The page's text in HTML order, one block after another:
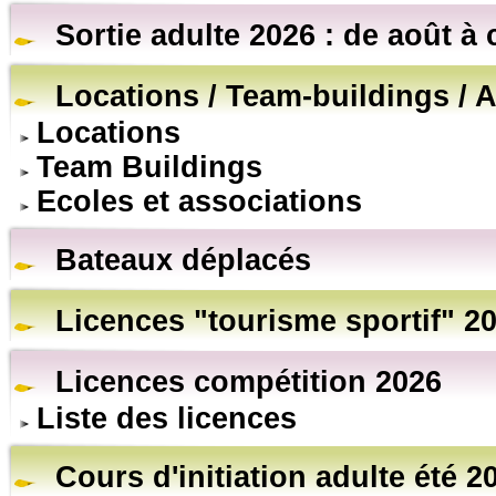
Sortie adulte 2026 : de août à
Locations / Team-buildings /
Locations
Team Buildings
Ecoles et associations
Bateaux déplacés
Licences "tourisme sportif"
Licences compétition 2026
Liste des licences
Cours d'initiation adulte été